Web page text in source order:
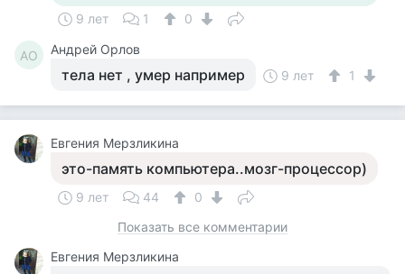
9 лет 1 0
АО Андрей Орлов
тела нет , умер например 9 лет 1
Евгения Мерзликина
это-память компьютера..мозг-процессор)
9 лет 44
0
Показать все комментарии
Евгения Мерзликина